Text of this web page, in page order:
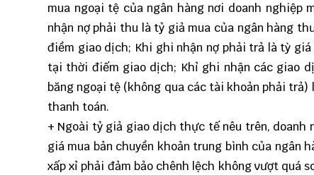
mua ngoại tệ của ngân hàng nơi doanh nghiệp
nhận nợ phải thu là tỷ giả mua của ngân hàng
điềm giao dịch; Khi ghi nhận nợ phải trả là tỳ
tại thời điếm giao dịch; Khỉ ghi nhận các giao
băng ngoại tệ (không qua các tài khoản phải
thanh toán.
+ Ngoài tỷ giả giao dịch thực tế nêu trên,
giá mua bản chuyền khoản trung bình của ngân
xấp xỉ phải đảm bảo chênh lệch không vượt quá